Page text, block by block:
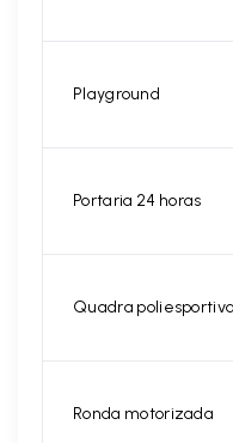
Playground
Portaria 24 horas
Quadra poliesportiva
Ronda motorizada